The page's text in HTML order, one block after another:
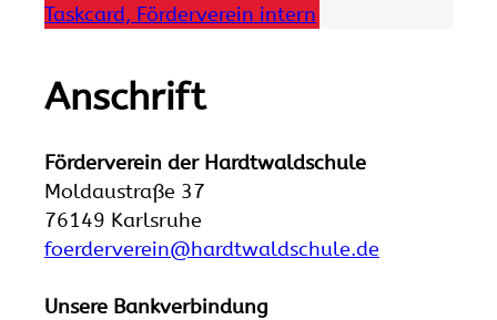
Taskcard, Förderverein intern
Anschrift
Förderverein der Hardtwaldschule
Moldaustraße 37
76149 Karlsruhe
foerderverein@hardtwaldschule.de
Unsere Bankverbindung